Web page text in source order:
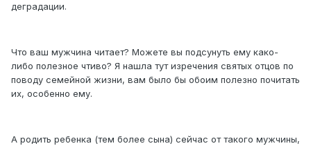
деградации.
Что ваш мужчина читает? Можете вы подсунуть ему како-
либо полезное чтиво? Я нашла тут изречения святых отцов по
поводу семейной жизни, вам было бы обоим полезно почитать
их, особенно ему.
А родить ребенка (тем более сына) сейчас от такого мужчины,